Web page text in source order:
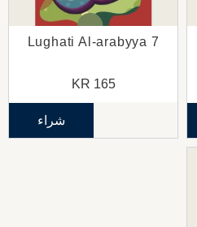
Lughati Al-arabyya 7
165
شراء